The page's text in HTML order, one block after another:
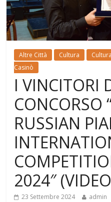
Altre Città Cultura Cultura
Casinò
I VINCITORI
CONCORSO
RUSSIAN
2024″
23 Settembre 2024 admin